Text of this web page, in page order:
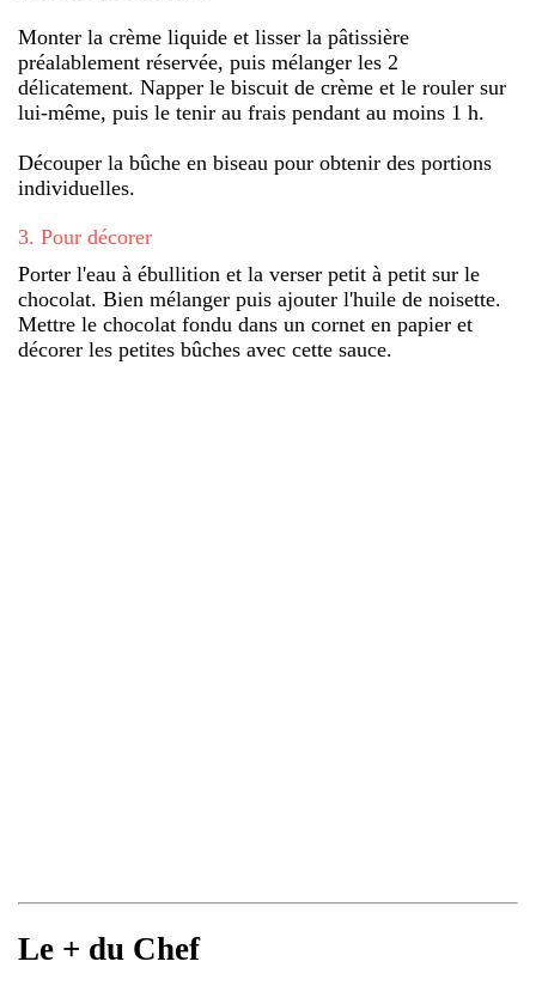
Monter la crème liquide et lisser la pâtissière
préalablement réservée, puis mélanger les 2
délicatement. Napper le biscuit de crème et le rouler sur
lui-même, puis le tenir au frais pendant au moins 1 h.
Découper la bûche en biseau pour obtenir des portions
individuelles.
3. Pour décorer
Porter l'eau à ébullition et la verser petit à petit sur le
chocolat. Bien mélanger puis ajouter l'huile de noisette.
Mettre le chocolat fondu dans un cornet en papier et
décorer les petites bûches avec cette sauce.
Le + du Chef